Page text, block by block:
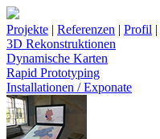
Projekte | Referenzen | Profil |
3D Rekonstruktionen
Dynamische Karten
Rapid Prototyping
Installationen / Exponate